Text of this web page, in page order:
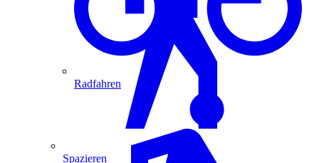
Radfahren
Spazieren